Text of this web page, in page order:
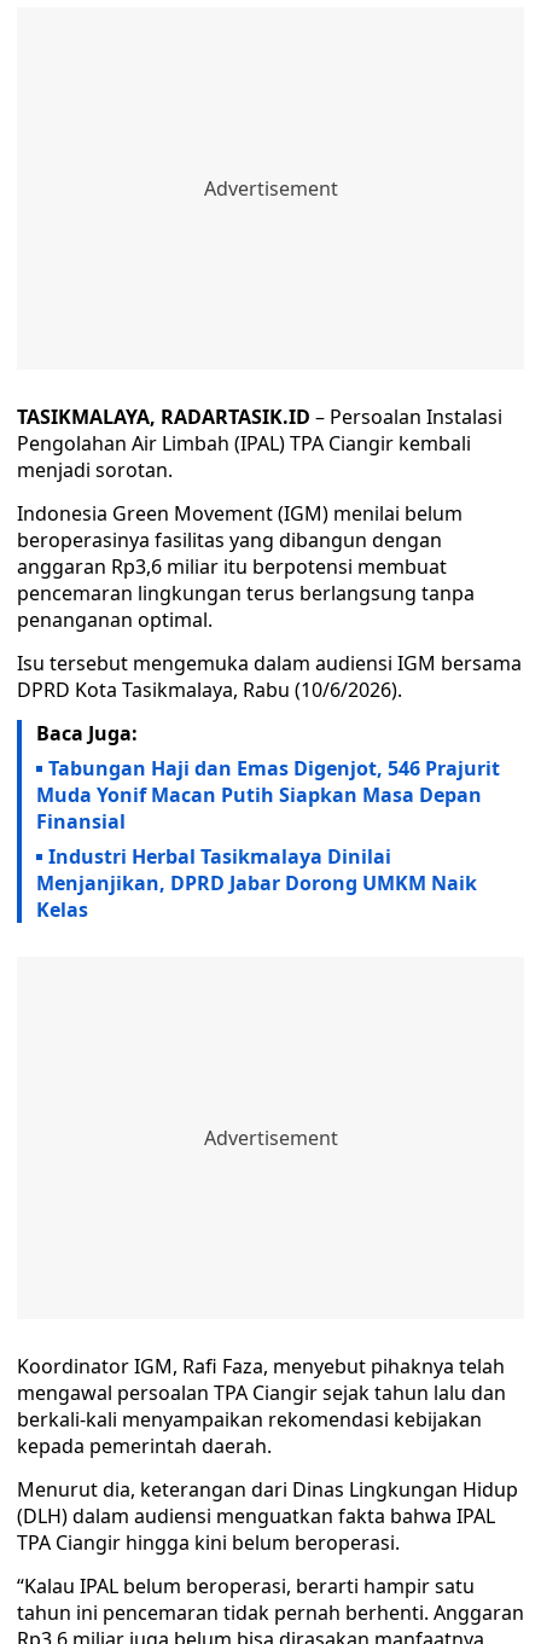
TASIKMALAYA, RADARTASIK.ID – Persoalan Instalasi
Pengolahan Air Limbah (IPAL) TPA Ciangir kembali
menjadi sorotan.
Indonesia Green Movement (IGM) menilai belum
beroperasinya fasilitas yang dibangun dengan
anggaran Rp3,6 miliar itu berpotensi membuat
pencemaran lingkungan terus berlangsung tanpa
penanganan optimal.
Isu tersebut mengemuka dalam audiensi IGM bersama
DPRD Kota Tasikmalaya, Rabu (10/6/2026).
Baca Juga:
Tabungan Haji dan Emas Digenjot, 546 Prajurit
Muda Yonif Macan Putih Siapkan Masa Depan
Finansial
Industri Herbal Tasikmalaya Dinilai
Menjanjikan, DPRD Jabar Dorong UMKM Naik
Kelas
Koordinator IGM, Rafi Faza, menyebut pihaknya telah
mengawal persoalan TPA Ciangir sejak tahun lalu dan
berkali-kali menyampaikan rekomendasi kebijakan
kepada pemerintah daerah.
Menurut dia, keterangan dari Dinas Lingkungan Hidup
(DLH) dalam audiensi menguatkan fakta bahwa IPAL
TPA Ciangir hingga kini belum beroperasi.
“Kalau IPAL belum beroperasi, berarti hampir satu
tahun ini pencemaran tidak pernah berhenti. Anggaran